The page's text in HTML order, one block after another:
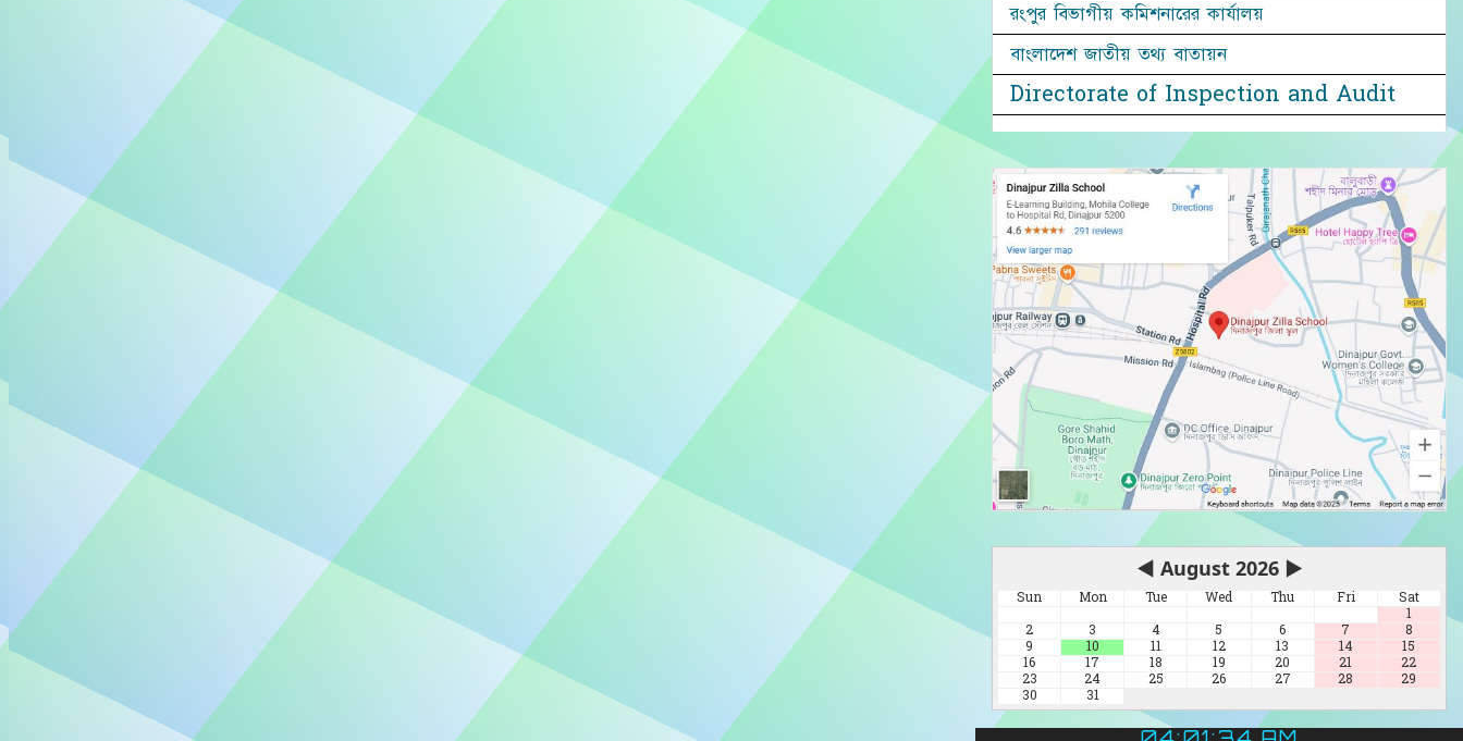
রংপুর বিভাগীয় কমিশনারের কার্যালয়
বাংলাদেশ জাতীয় তথ্য বাতায়ন
Directorate of Inspection and Audit
◀ August 2026 ▶
Sun Mon Tue Wed Thu Fri
Sat
1
2
3 4 5 6 7
8
9
10 11 12 13 14
15
16
17 18 19 20 21
22
23
24 25 26 27 28
29
30
31